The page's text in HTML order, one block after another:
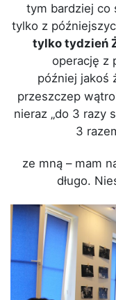
tym bardziej co
tylko z
tylko tydzień
operację z
później jakoś
przeszczep
nieraz „do 3 razy
3
ze mną – mam
długo.